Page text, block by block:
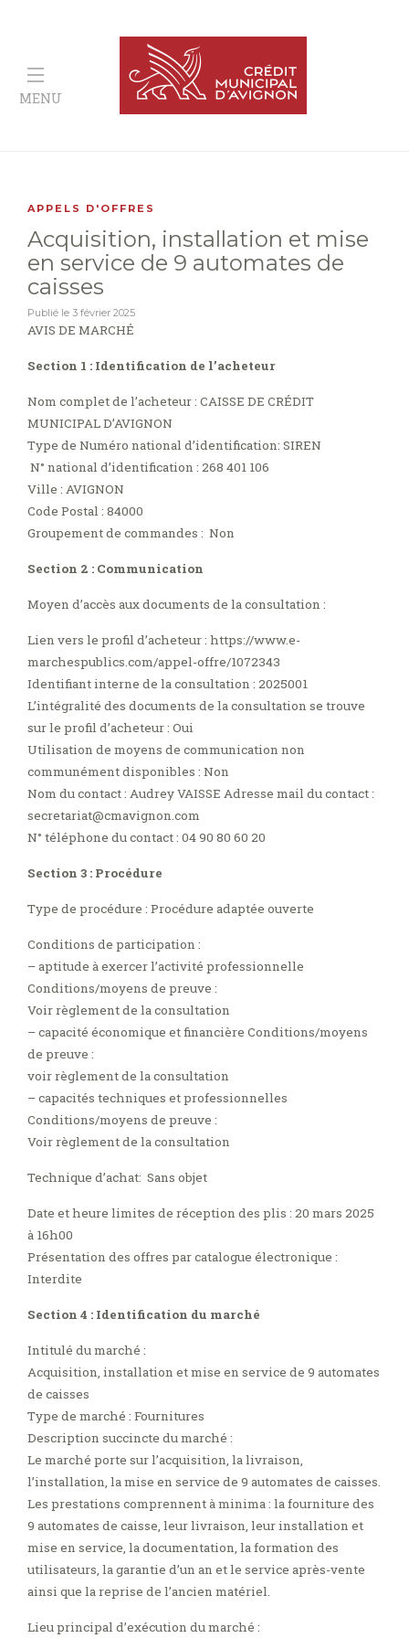
MENU
APPELS D'OFFRES
Acquisition, installation et mise
en service de 9 automates de
caisses
Publié le 3 février 2025
AVIS DE MARCHÉ
Section 1 : Identification de l’acheteur
Nom complet de l’acheteur : CAISSE DE CRÉDIT
MUNICIPAL D’AVIGNON
Type de Numéro national d’identification: SIREN
N° national d’identification : 268 401 106
Ville : AVIGNON
Code Postal : 84000
Groupement de commandes : Non
Section 2 : Communication
Moyen d’accès aux documents de la consultation :
Lien vers le profil d’acheteur : https://www.e-
marchespublics.com/appel-offre/1072343
Identifiant interne de la consultation : 2025001
L’intégralité des documents de la consultation se trouve
sur le profil d’acheteur : Oui
Utilisation de moyens de communication non
communément disponibles : Non
Nom du contact : Audrey VAISSE Adresse mail du contact :
secretariat@cmavignon.com
N° téléphone du contact : 04 90 80 60 20
Section 3 : Procédure
Type de procédure : Procédure adaptée ouverte
Conditions de participation :
– aptitude à exercer l’activité professionnelle
Conditions/moyens de preuve :
Voir règlement de la consultation
– capacité économique et financière Conditions/moyens
de preuve :
voir règlement de la consultation
– capacités techniques et professionnelles
Conditions/moyens de preuve :
Voir règlement de la consultation
Technique d’achat: Sans objet
Date et heure limites de réception des plis : 20 mars 2025
à 16h00
Présentation des offres par catalogue électronique :
Interdite
Section 4 : Identification du marché
Intitulé du marché :
Acquisition, installation et mise en service de 9 automates
de caisses
Type de marché : Fournitures
Description succincte du marché :
Le marché porte sur l’acquisition, la livraison,
l’installation, la mise en service de 9 automates de caisses.
Les prestations comprennent à minima : la fourniture des
9 automates de caisse, leur livraison, leur installation et
mise en service, la documentation, la formation des
utilisateurs, la garantie d’un an et le service après-vente
ainsi que la reprise de l’ancien matériel.
Lieu principal d’exécution du marché :